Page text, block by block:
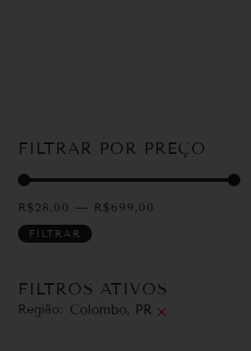
FILTRAR POR PREÇO
R$28,00 — R$699,00
FILTRAR
FILTROS ATIVOS
Região: Colombo, PR ×